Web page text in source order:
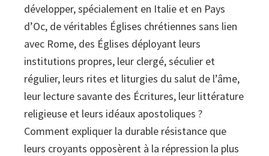
développer, spécialement en Italie et en Pays
d’Oc, de véritables Églises chrétiennes sans lien
avec Rome, des Églises déployant leurs
institutions propres, leur clergé, séculier et
régulier, leurs rites et liturgies du salut de l’âme,
leur lecture savante des Écritures, leur littérature
religieuse et leurs idéaux apostoliques ?
Comment expliquer la durable résistance que
leurs croyants opposèrent à la répression la plus